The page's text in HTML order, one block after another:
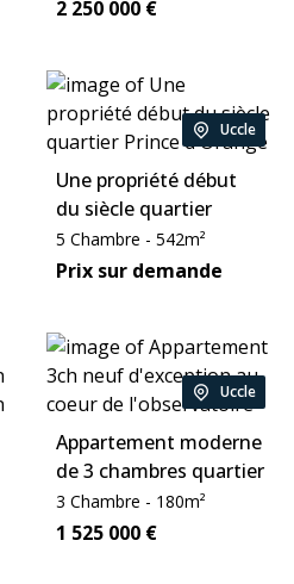
Price:
2 250 000 €
Location:
Uccle
Une propriété début
du siècle quartier
Prince d'Orange
Chambre:
5 Chambre - Zone:
542m²
Price:
Prix sur demande
Location:
Uccle
Appartement moderne
de 3 chambres quartier
de l'Observatoire
Chambre:
3 Chambre - Zone:
180m²
Price:
1 525 000 €